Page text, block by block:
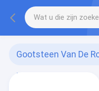
Gootsteen Van De
Kom